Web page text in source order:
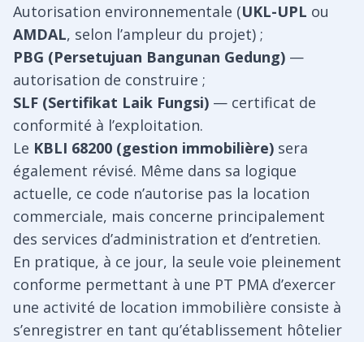
Autorisation environnementale (UKL-UPL ou
AMDAL, selon l’ampleur du projet) ;
PBG (Persetujuan Bangunan Gedung) —
autorisation de construire ;
SLF (Sertifikat Laik Fungsi) — certificat de
conformité à l’exploitation.
Le KBLI 68200 (gestion immobilière) sera
également révisé. Même dans sa logique
actuelle, ce code n’autorise pas la location
commerciale, mais concerne principalement
des services d’administration et d’entretien.
En pratique, à ce jour, la seule voie pleinement
conforme permettant à une PT PMA d’exercer
une activité de location immobilière consiste à
s’enregistrer en tant qu’établissement hôtelier